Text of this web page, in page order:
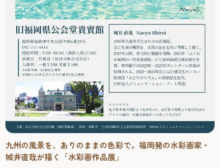
九州の風景を、ありのままの色彩で。福岡発の水彩画家・
城井直哉が描く「水彩画作品展」